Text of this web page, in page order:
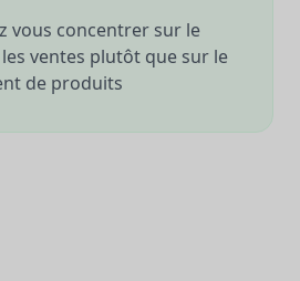
vous concentrer sur le
ventes plutôt que sur le
de produits